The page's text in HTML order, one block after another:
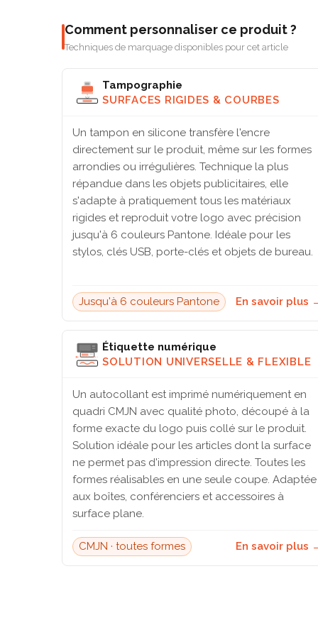
Comment personnaliser ce produit ?
Techniques de marquage disponibles pour cet article
Tampographie
SURFACES RIGIDES & COURBES
Un tampon en silicone transfère l'encre
directement sur le produit, même sur les formes
arrondies ou irrégulières. Technique la plus
répandue dans les objets publicitaires, elle
s'adapte à pratiquement tous les matériaux
rigides et reproduit votre logo avec précision
jusqu'à 6 couleurs Pantone. Idéale pour les
stylos, clés USB, porte-clés et objets de bureau.
Jusqu'à 6 couleurs Pantone En savoir plus
Étiquette numérique
SOLUTION UNIVERSELLE & FLEXIBLE
Un autocollant est imprimé numériquement en
quadri CMJN avec qualité photo, découpé à la
forme exacte du logo puis collé sur le produit.
Solution idéale pour les articles dont la surface
ne permet pas d'impression directe. Toutes les
formes réalisables en une seule coupe. Adaptée
aux boîtes, conférenciers et accessoires à
surface plane.
CMJN · toutes formes En savoir plus